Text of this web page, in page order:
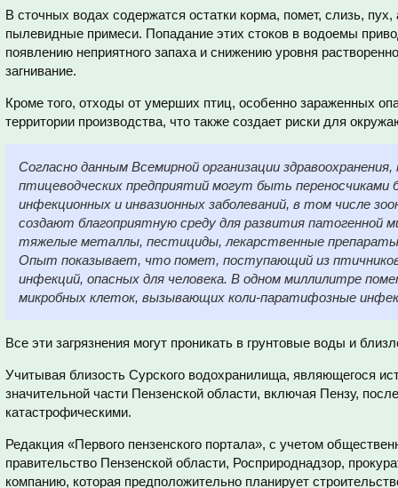
В сточных водах содержатся остатки корма, помет, слизь,
пылевидные примеси. Попадание этих стоков в водоемы
появлению неприятного запаха и снижению уровня
загнивание.
Кроме того, отходы от умерших птиц, особенно зараженных
территории производства, что также создает риски для
Согласно данным Всемирной организации
птицеводческих предприятий могут быть переносчиками
инфекционных и инвазионных заболеваний, в том числе
создают благоприятную среду для развития патогенной
тяжелые металлы, пестициды, лекарственные
Опыт показывает, что помет, поступающий из
инфекций, опасных для человека. В одном миллилитре
микробных клеток, вызывающих коли-паратифозные
Все эти загрязнения могут проникать в грунтовые воды и
Учитывая близость Сурского водохранилища, являющегося
значительной части Пензенской области, включая Пензу,
катастрофическими.
Редакция «Первого пензенского портала», с учетом
правительство Пензенской области, Росприроднадзор,
компанию, которая предположительно планирует